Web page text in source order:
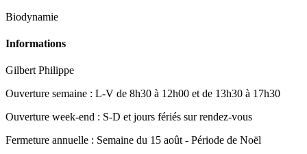
Biodynamie
Informations
Gilbert Philippe
Ouverture semaine : L-V de 8h30 à 12h00 et de 13h30 à 17h30
Ouverture week-end : S-D et jours fériés sur rendez-vous
Fermeture annuelle : Semaine du 15 août - Période de Noël